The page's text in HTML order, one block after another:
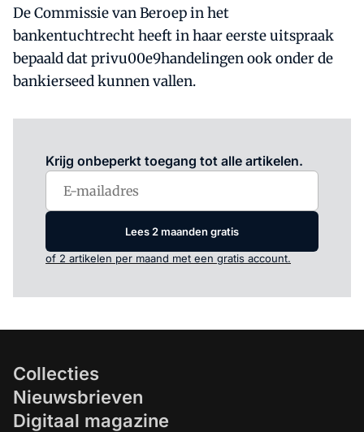
De Commissie van Beroep in het
bankentuchtrecht heeft in haar eerste uitspraak
bepaald dat privu00e9handelingen ook onder de
bankierseed kunnen vallen.
Krijg onbeperkt toegang tot alle artikelen.
Lees 2 maanden gratis
of 2 artikelen per maand met een gratis account.
Collecties
Nieuwsbrieven
Digitaal magazine